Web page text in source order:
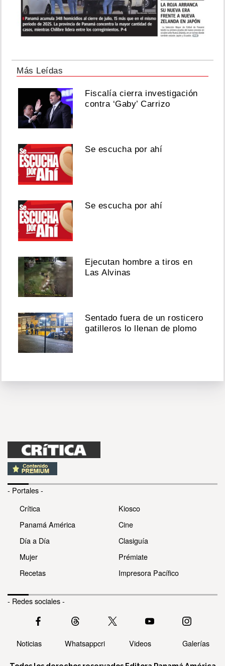
Más Leídas
Fiscalía cierra investigación
contra ‘Gaby’ Carrizo
Se escucha por ahí
Se escucha por ahí
Ejecutan hombre a tiros en
Las Alvinas
Sentado fuera de un rosticero
gatilleros lo llenan de plomo
- Portales -
Crítica
Panamá América
Día a Día
Mujer
Recetas
Kiosco
Cine
Clasiguía
Prémiate
Impresora Pacífico
- Redes sociales -
Noticias Whatsappcri Videos Galerías